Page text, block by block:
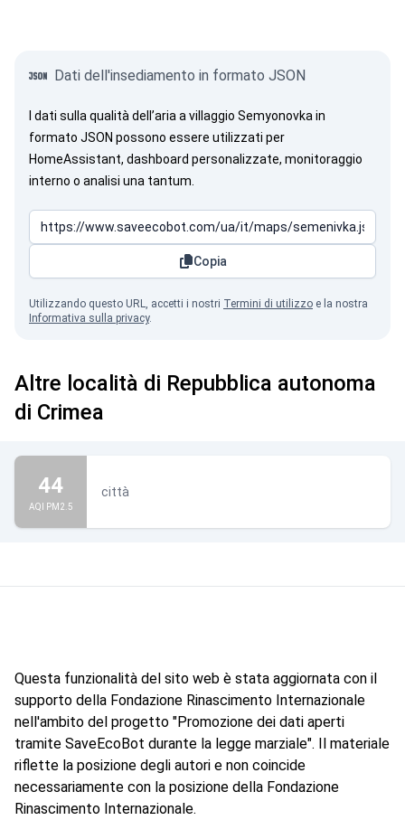
Dati dell'insediamento in formato JSON
I dati sulla qualità dell’aria a villaggio Semyonovka in
formato JSON possono essere utilizzati per
HomeAssistant, dashboard personalizzate, monitoraggio
interno o analisi una tantum.
Copia
Utilizzando questo URL, accetti i nostri Termini di utilizzo e la nostra
Informativa sulla privacy.
Altre località di Repubblica autonoma
di Crimea
44
AQI PM2.5
città
Questa funzionalità del sito web è stata aggiornata con il
supporto della Fondazione Rinascimento Internazionale
nell'ambito del progetto "Promozione dei dati aperti
tramite SaveEcoBot durante la legge marziale". Il materiale
riflette la posizione degli autori e non coincide
necessariamente con la posizione della Fondazione
Rinascimento Internazionale.